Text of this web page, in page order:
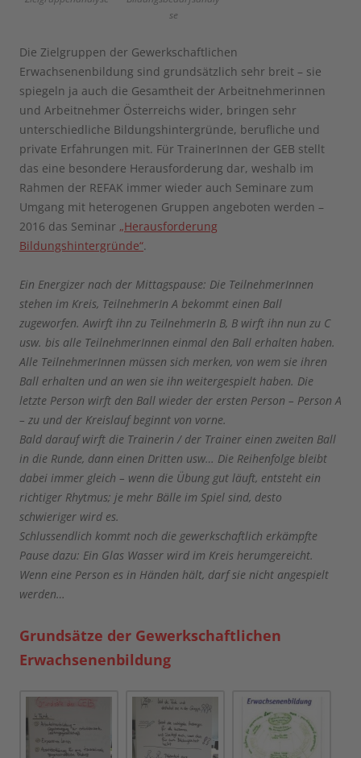
se
Die Zielgruppen der Gewerkschaftlichen
Erwachsenenbildung sind grundsätzlich sehr breit – sie
spiegeln ja auch die Gesamtheit der Arbeitnehmerinnen
und Arbeitnehmer Österreichs wider, bringen sehr
unterschiedliche Bildungshintergründe, berufliche und
private Erfahrungen mit. Für TrainerInnen der GEB stellt
das eine besondere Herausforderung dar, weshalb im
Rahmen der REFAK immer wieder auch Seminare zum
Umgang mit heterogenen Gruppen angeboten werden –
2016 das Seminar „Herausforderung
Bildungshintergründe“.
Ein Energizer nach der Mittagspause: Die TeilnehmerInnen
stehen im Kreis, TeilnehmerIn A bekommt einen Ball
zugeworfen. Awirft ihn zu TeilnehmerIn B, B wirft ihn nun zu C
usw. bis alle TeilnehmerInnen einmal den Ball erhalten haben.
Alle TeilnehmerInnen müssen sich merken, von wem sie ihren
Ball erhalten und an wen sie ihn weitergespielt haben. Die
letzte Person wirft den Ball wieder der ersten Person – Person A
– zu und der Kreislauf beginnt von vorne.
Bald darauf wirft die Trainerin / der Trainer einen zweiten Ball
in die Runde, dann einen Dritten usw… Die Reihenfolge bleibt
dabei immer gleich – wenn die Übung gut läuft, entsteht ein
richtiger Rhytmus; je mehr Bälle im Spiel sind, desto
schwieriger wird es.
Schlussendlich kommt noch die gewerkschaftlich erkämpfte
Pause dazu: Ein Glas Wasser wird im Kreis herumgereicht.
Wenn eine Person es in Händen hält, darf sie nicht angespielt
werden…
Grundsätze der Gewerkschaftlichen
Erwachsenenbildung